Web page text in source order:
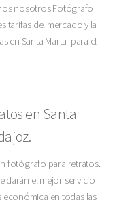
nosotros Fotógrafo
tarifas del mercado y la
en Santa Marta para el
en Santa
fotógrafo para retratos.
darán el mejor servicio
en todas las